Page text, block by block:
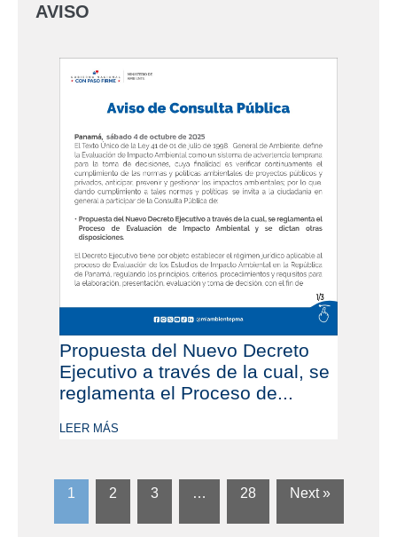
AVISO
Propuesta del Nuevo Decreto
Ejecutivo a través de la cual, se
reglamenta el Proceso de...
LEER MÁS
1 2 3 … 28 Next »